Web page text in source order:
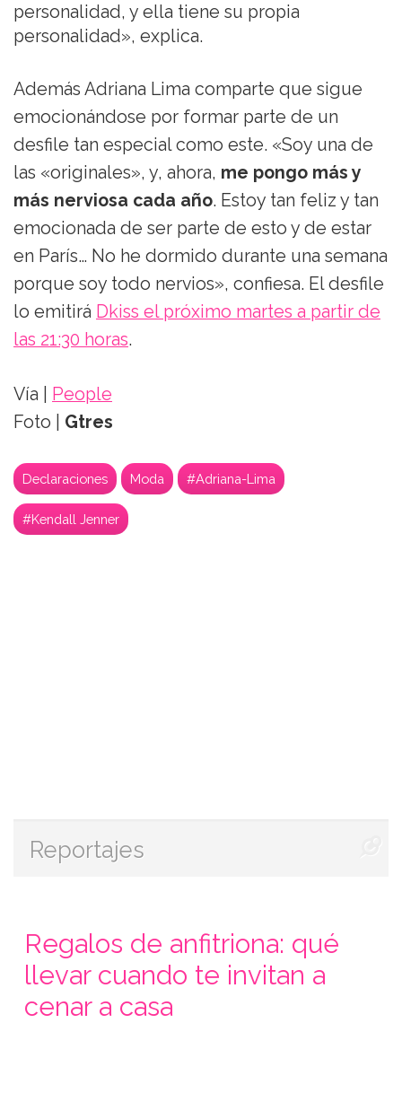
personalidad, y ella tiene su propia
personalidad», explica.
Además Adriana Lima comparte que sigue
emocionándose por formar parte de un
desfile tan especial como este. «Soy una de
las «originales», y, ahora, me pongo más y
más nerviosa cada año. Estoy tan feliz y tan
emocionada de ser parte de esto y de estar
en París… No he dormido durante una semana
porque soy todo nervios», confiesa. El desfile
lo emitirá Dkiss el próximo martes a partir de
las 21:30 horas.
Vía |
People
Foto | Gtres
Declaraciones Moda #Adriana-Lima
#Kendall Jenner
Reportajes
Regalos de anfitriona: qué
llevar cuando te invitan a
cenar a casa